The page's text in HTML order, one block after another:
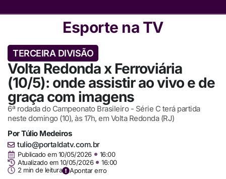
Esporte na TV
TERCEIRA DIVISÃO
Volta Redonda x Ferroviária
(10/5): onde assistir ao vivo e de
graça com imagens
6ª rodada do Campeonato Brasileiro - Série C terá partida
neste domingo (10), às 17h, em Volta Redonda (RJ)
PorTúlio Medeiros
tulio@portaldatv.com.br
Publicado em 10/05/2026
16:00
Atualizado em 10/05/2026
16:00
2 min de leitura
Apontar erro